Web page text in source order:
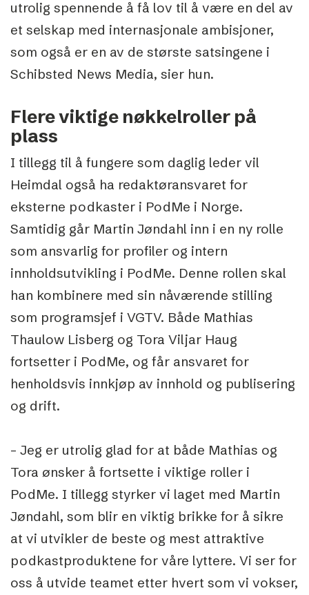
utrolig spennende å få lov til å være en del av
et selskap med internasjonale ambisjoner,
som også er en av de største satsingene i
Schibsted News Media, sier hun.
Flere viktige nøkkelroller på
plass
I tillegg til å fungere som daglig leder vil
Heimdal også ha redaktøransvaret for
eksterne podkaster i PodMe i Norge.
Samtidig går Martin Jøndahl inn i en ny rolle
som ansvarlig for profiler og intern
innholdsutvikling i PodMe. Denne rollen skal
han kombinere med sin nåværende stilling
som programsjef i VGTV. Både Mathias
Thaulow Lisberg og Tora Viljar Haug
fortsetter i PodMe, og får ansvaret for
henholdsvis innkjøp av innhold og publisering
og drift.
– Jeg er utrolig glad for at både Mathias og
Tora ønsker å fortsette i viktige roller i
PodMe. I tillegg styrker vi laget med Martin
Jøndahl, som blir en viktig brikke for å sikre
at vi utvikler de beste og mest attraktive
podkastproduktene for våre lyttere. Vi ser for
oss å utvide teamet etter hvert som vi vokser,